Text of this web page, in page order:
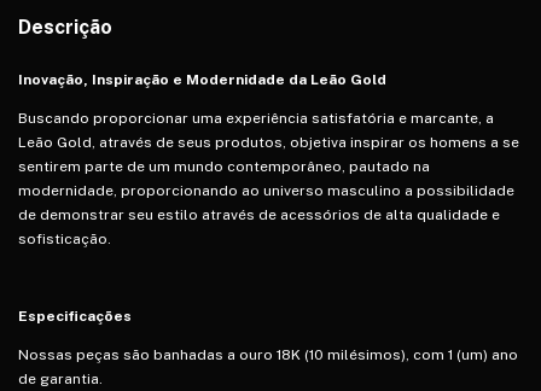
Descrição
Inovação, Inspiração e Modernidade da Leão Gold
Buscando proporcionar uma experiência satisfatória e marcante, a
Leão Gold, através de seus produtos, objetiva inspirar os homens a se
sentirem parte de um mundo contemporâneo, pautado na
modernidade, proporcionando ao universo masculino a possibilidade
de demonstrar seu estilo através de acessórios de alta qualidade e
sofisticação.
Especificações
Nossas peças são banhadas a ouro 18K (10 milésimos), com 1 (um) ano
de garantia.